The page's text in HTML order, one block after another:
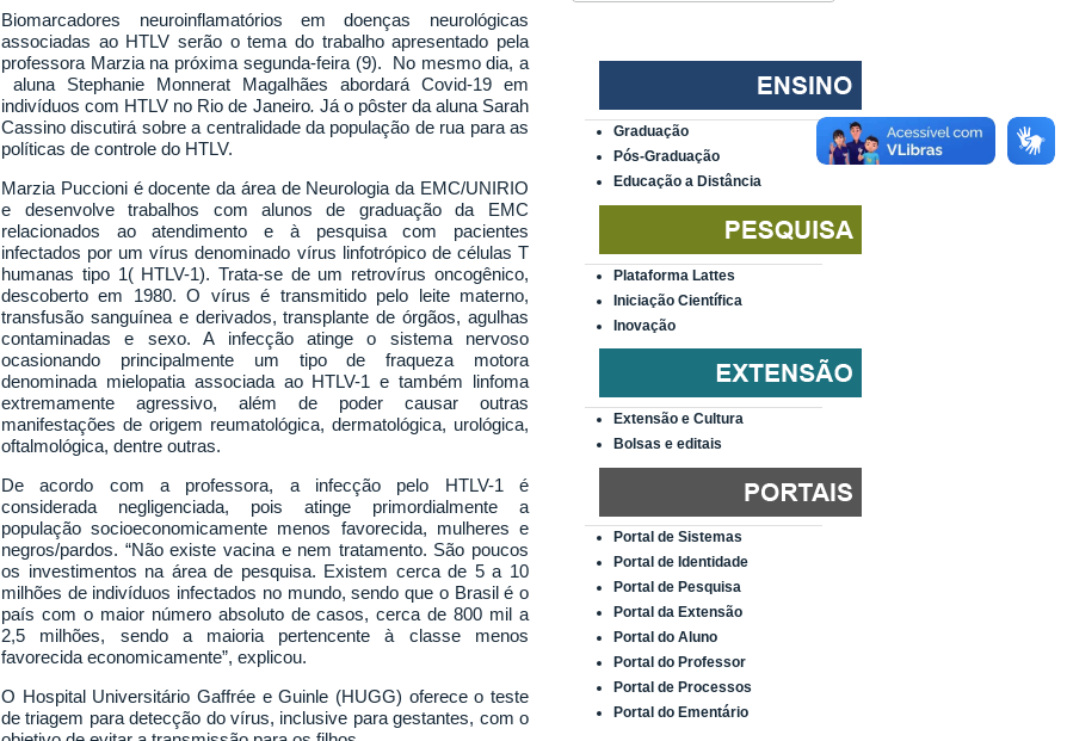
Biomarcadores neuroinflamatórios em doenças neurológicas
associadas ao HTLV serão o tema do trabalho apresentado pela
professora Marzia na próxima segunda-feira (9). No mesmo dia, a
aluna Stephanie Monnerat Magalhães abordará Covid-19 em
indivíduos com HTLV no Rio de Janeiro. Já o pôster da aluna Sarah
Cassino discutirá sobre a centralidade da população de rua para as
políticas de controle do HTLV.
Marzia Puccioni é docente da área de Neurologia da EMC/UNIRIO
e desenvolve trabalhos com alunos de graduação da EMC
relacionados ao atendimento e à pesquisa com pacientes
infectados por um vírus denominado vírus linfotrópico de células T
humanas tipo 1( HTLV-1). Trata-se de um retrovírus oncogênico,
descoberto em 1980. O vírus é transmitido pelo leite materno,
transfusão sanguínea e derivados, transplante de órgãos, agulhas
contaminadas e sexo. A infecção atinge o sistema nervoso
ocasionando principalmente um tipo de fraqueza motora
denominada mielopatia associada ao HTLV-1 e também linfoma
extremamente agressivo, além de poder causar outras
manifestações de origem reumatológica, dermatológica, urológica,
oftalmológica, dentre outras.
De acordo com a professora, a infecção pelo HTLV-1 é
considerada negligenciada, pois atinge primordialmente a
população socioeconomicamente menos favorecida, mulheres e
negros/pardos. “Não existe vacina e nem tratamento. São poucos
os investimentos na área de pesquisa. Existem cerca de 5 a 10
milhões de indivíduos infectados no mundo, sendo que o Brasil é o
país com o maior número absoluto de casos, cerca de 800 mil a
2,5 milhões, sendo a maioria pertencente à classe menos
favorecida economicamente”, explicou.
O Hospital Universitário Gaffrée e Guinle (HUGG) oferece o teste
de triagem para detecção do vírus, inclusive para gestantes, com o
Graduação
Pós-Graduação
Educação a Distância
Plataforma Lattes
Iniciação Científica
Inovação
Extensão e Cultura
Bolsas e editais
Portal de Sistemas
Portal de Identidade
Portal de Pesquisa
Portal da Extensão
Portal do Aluno
Portal do Professor
Portal de Processos
Portal do Ementário